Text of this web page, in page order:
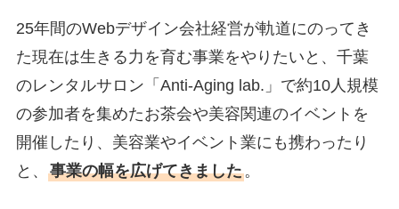
25年間のWebデザイン会社経営が軌道にのってき
た現在は生きる力を育む事業をやりたいと、千葉
のレンタルサロン「Anti-Aging lab.」で約10人規模
の参加者を集めたお茶会や美容関連のイベントを
開催したり、美容業やイベント業にも携わったり
と、 事業の幅を広げてきました。